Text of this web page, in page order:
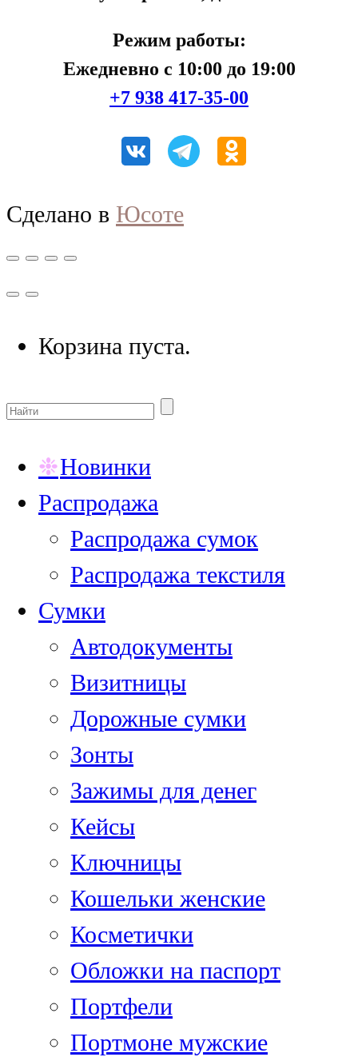
Режим работы:
Ежедневно с 10:00 до 19:00
+7 938 417-35-00
Сделано в Юсоте
Корзина пуста.
Новинки
Распродажа
Распродажа сумок
Распродажа текстиля
Сумки
Автодокументы
Визитницы
Дорожные сумки
Зонты
Зажимы для денег
Кейсы
Ключницы
Кошельки женские
Косметички
Обложки на паспорт
Портфели
Портмоне мужские